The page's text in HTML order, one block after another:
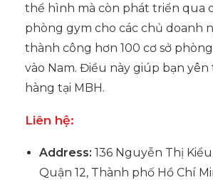
thể hình mà còn phát triển qua
phòng gym cho các chủ doanh
thành công hơn 100 cơ sở
vào Nam. Điều này giúp bạn
hàng tại MBH.
Liên hệ:
Address: 136 Nguyễn Thị
Quận 12, Thành phố Hồ Chí